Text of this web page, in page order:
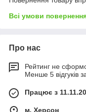
Всі умови
Про нас
Рейтинг не
Менше 5 відгуків
Працює з
м. Херсон